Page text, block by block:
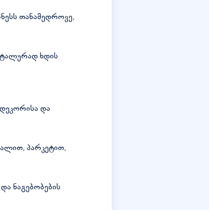
თანამედროვე,
ხდის
და
პარკეტით,
ნაგებობების